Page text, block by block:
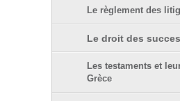
Le règlement des
Le droit des
Les testaments et
Grèce